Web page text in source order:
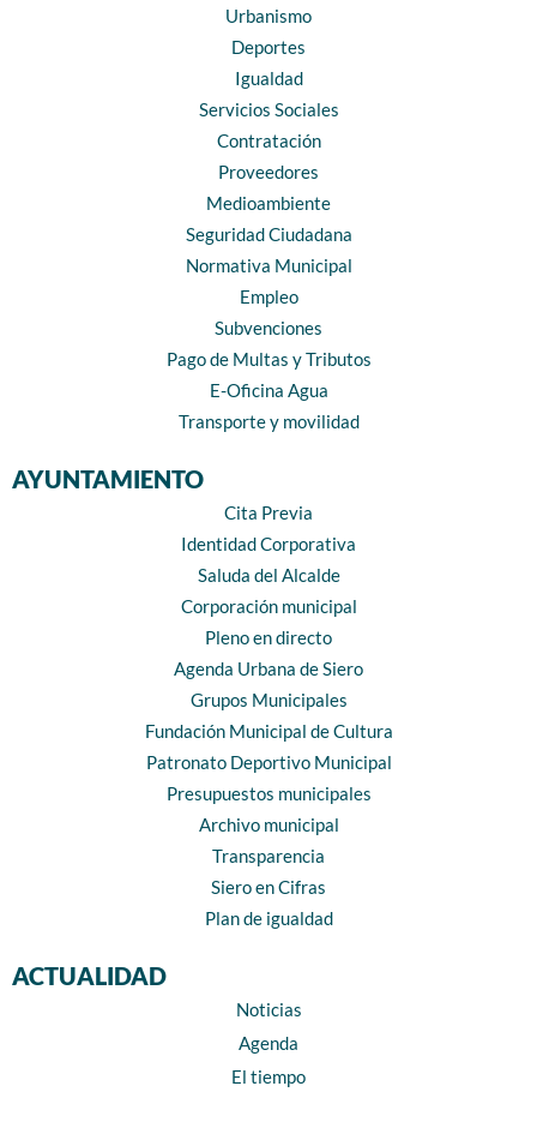
Urbanismo
Deportes
Igualdad
Servicios Sociales
Contratación
Proveedores
Medioambiente
Seguridad Ciudadana
Normativa Municipal
Empleo
Subvenciones
Pago de Multas y Tributos
E-Oficina Agua
Transporte y movilidad
AYUNTAMIENTO
Cita Previa
Identidad Corporativa
Saluda del Alcalde
Corporación municipal
Pleno en directo
Agenda Urbana de Siero
Grupos Municipales
Fundación Municipal de Cultura
Patronato Deportivo Municipal
Presupuestos municipales
Archivo municipal
Transparencia
Siero en Cifras
Plan de igualdad
ACTUALIDAD
Noticias
Agenda
El tiempo